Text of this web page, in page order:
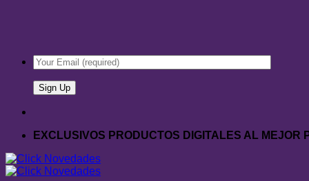
EXCLUSIVOS PRODUCTOS DIGITALES AL MEJOR